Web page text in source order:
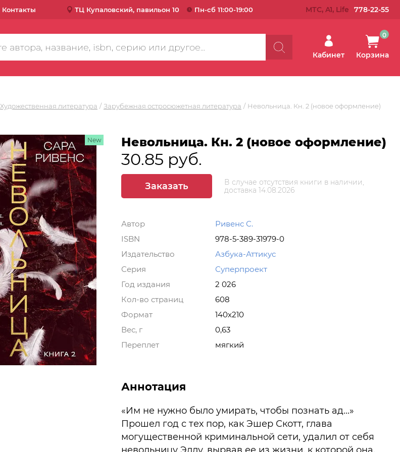
Контакты ТЦ Купаловский, павильон 10 Пн-сб 11:00-19:00 МТС, A1, Life 778-22-55
Кабинет Корзина
0
Художественная литература Зарубежная остросюжетная литература Невольница. Кн. 2 (новое оформление)
New Невольница. Кн. 2 (новое оформление)
30.85 руб.
Заказать
В случае отсутствия книги в наличии,
доставка 14.08.2026
Автор
Ривенс С.
ISBN
978-5-389-31979-0
Издательство
Азбука-Аттикус
Серия
Суперпроект
Год издания
2 026
Кол-во страниц
608
Формат
140х210
Вес, г
0,63
Переплет
мягкий
Аннотация
«Им не нужно было умирать, чтобы познать ад...»
Прошел год с тех пор, как Эшер Скотт, глава
могущественной криминальной сети, удалил от себя